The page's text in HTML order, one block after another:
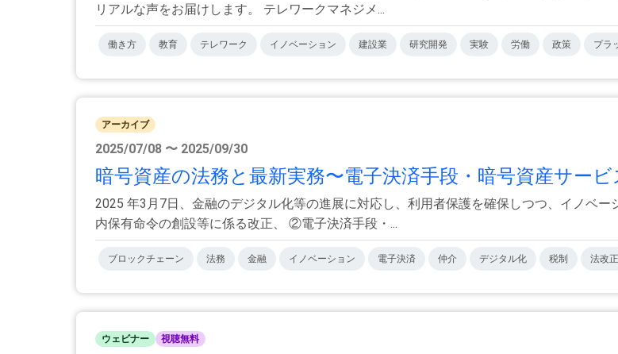
リアルな声をお届けします。 テレワークマネジメ...
働き方 教育 テレワーク イノベーション 建設業 研究開発 実験 労働 政策 プラ
アーカイブ
2025/07/08 〜 2025/09/30
暗号資産の法務と最新実務〜電子決済手段・暗号資産サー
2025 年3月7日、金融のデジタル化等の進展に対応し、利用者保護を確保しつつ、イノベ
内保有命令の創設等に係る改正、 ②電子決済手段・...
ブロックチェーン 法務 金融 イノベーション 電子決済 仲介 デジタル化 税制 法改正
ウェビナー 視聴無料